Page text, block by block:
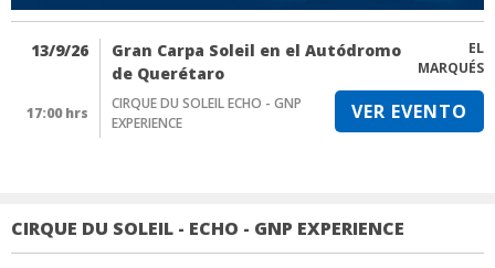
13/9/26
Gran Carpa Soleil en el Autódromo
de Querétaro
EL
MARQUÉS
17:00 hrs
CIRQUE DU SOLEIL ECHO - GNP
EXPERIENCE
VER EVENTO
CIRQUE DU SOLEIL - ECHO - GNP EXPERIENCE